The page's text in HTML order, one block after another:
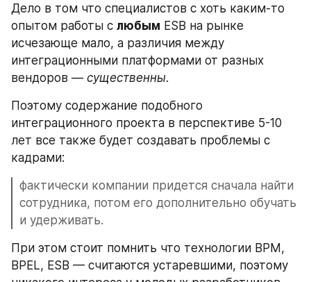
Дело в том что специалистов с хоть каким-то
опытом работы с любым ESB на рынке
исчезающе мало, а различия между
интеграционными платформами от разных
вендоров — существенны.
Поэтому содержание подобного
интеграционного проекта в перспективе 5-10
лет все также будет создавать проблемы с
кадрами:
фактически компании придется сначала найти
сотрудника, потом его дополнительно обучать
и удерживать.
При этом стоит помнить что технологии BPM,
BPEL, ESB — считаются устаревшими, поэтому